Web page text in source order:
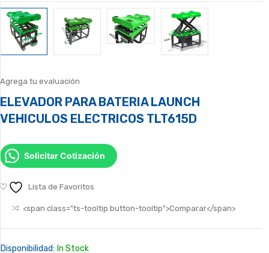
Agrega tu evaluación
ELEVADOR PARA BATERIA LAUNCH
VEHICULOS ELECTRICOS TLT615D
Solicitar Cotización
Lista de Favoritos
<span class="ts-tooltip button-tooltip">Comparar</span>
Disponibilidad: In Stock